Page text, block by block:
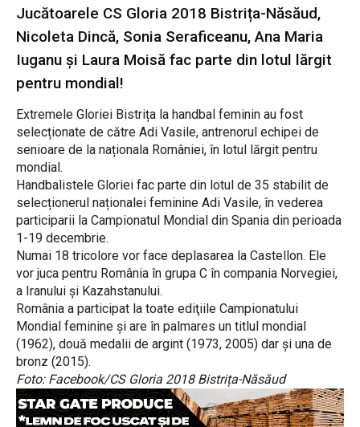
Jucătoarele CS Gloria 2018 Bistrița-Năsăud,
Nicoleta Dincă, Sonia Seraficeanu, Ana Maria
Iuganu și Laura Moisă fac parte din lotul lărgit
pentru mondial!
Extremele Gloriei Bistrița la handbal feminin au fost
selecționate de către Adi Vasile, antrenorul echipei de
senioare de la naționala României, în lotul lărgit pentru
mondial.
Handbalistele Gloriei fac parte din lotul de 35 stabilit de
selecționerul naționalei feminine Adi Vasile, în vederea
participarii la Campionatul Mondial din Spania din perioada
1-19 decembrie.
Numai 18 tricolore vor face deplasarea la Castellon. Ele
vor juca pentru România în grupa C în compania Norvegiei,
a Iranului și Kazahstanului.
România a participat la toate ediţiile Campionatului
Mondial feminine și are în palmares un titlul mondial
(1962), două medalii de argint (1973, 2005) dar şi una de
bronz (2015).
Foto: Facebook/CS Gloria 2018 Bistrița-Năsăud